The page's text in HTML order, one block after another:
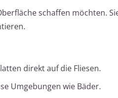
schaffen möchten.
direkt auf die Fliesen.
Umgebungen wie Bäder.